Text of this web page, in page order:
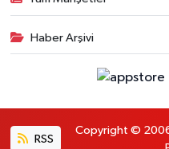
Haber Arşivi
RSS
Copyright © 2006-